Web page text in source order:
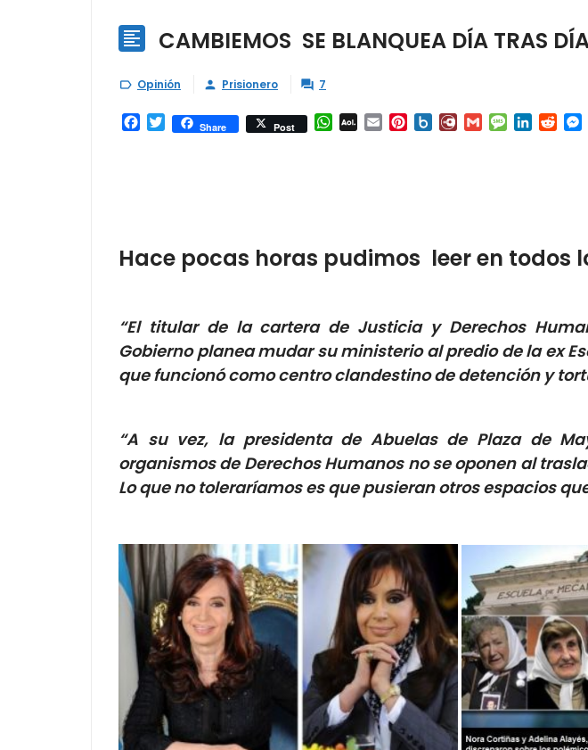
 CAMBIEMOS SE BLANQUEA DÍA TRAS
 Opinión  Prisionero  7
Facebook
TwitterShare Post WhatsApp
AOL Email Pinterest
Box.netDiary.RuGmailMessage
LinkedIn
Hace pocas horas pudimos leer en todos
“El titular de la cartera de Justicia y Derechos
Gobierno planea mudar su ministerio al predio de la ex
que funcionó como centro clandestino de detención y
“A su vez, la presidenta de Abuelas de Plaza de
organismos de Derechos Humanos no se oponen al
Lo que no toleraríamos es que pusieran otros espacios